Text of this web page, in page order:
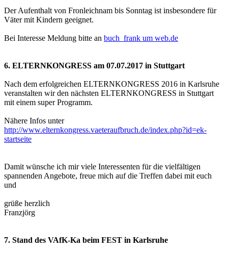
Der Aufenthalt von Fronleichnam bis Sonntag ist insbesondere für
Väter mit Kindern geeignet.
Bei Interesse Meldung bitte an buch_frank um web.de
6. ELTERNKONGRESS am 07.07.2017 in Stuttgart
Nach dem erfolgreichen ELTERNKONGRESS 2016 in Karlsruhe
veranstalten wir den nächsten ELTERNKONGRESS in Stuttgart
mit einem super Programm.
Nähere Infos unter
http://www.elternkongress.vaeteraufbruch.de/index.php?id=ek-
startseite
Damit wünsche ich mir viele Interessenten für die vielfältigen
spannenden Angebote, freue mich auf die Treffen dabei mit euch
und
grüße herzlich
Franzjörg
7. Stand des VAfK-Ka beim FEST in Karlsruhe